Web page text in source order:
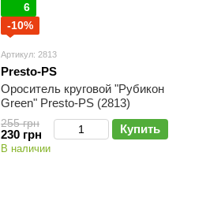
6
-10%
Артикул: 2813
Presto-PS
Ороситель круговой "Рубикон
Green" Presto-PS (2813)
255 грн
230 грн Купить
В наличии